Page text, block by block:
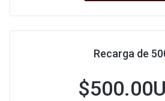
Recarga de